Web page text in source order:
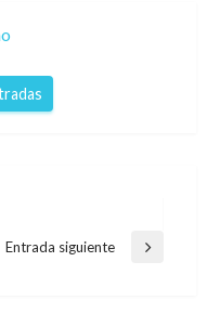
Entrada
Entrada siguiente